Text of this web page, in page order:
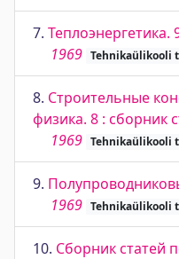
7. Теплоэнергетика.
1969 Tehnikaülikooli
8. Строительные
физика. 8 : сборник
1969 Tehnikaülikooli
9.
1969 Tehnikaülikooli
10. Сборник статей